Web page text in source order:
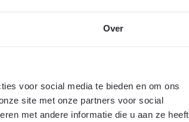
Over
voor social media te bieden en om ons
site met onze partners voor social
met andere informatie die u aan ze heeft